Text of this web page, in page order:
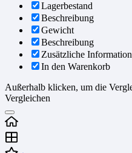
Lagerbestand
Beschreibung
Gewicht
Beschreibung
Zusätzliche
In den Warenkorb
Außerhalb klicken, um die
Vergleichen